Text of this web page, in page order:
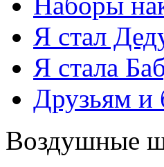
Я стал
Я стала
Друзьям и
Воздушные